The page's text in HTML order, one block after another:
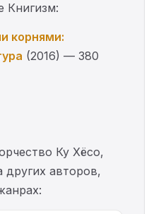
Книгизм:
корнями:
(2016) — 380
Ку Хёсо,
других авторов,